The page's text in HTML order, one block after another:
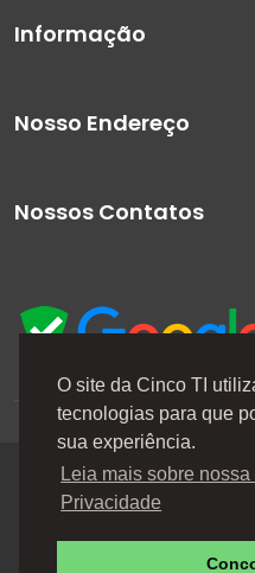
O site da Cinco TI
tecnologias para que
sua experiência.
Leia mais sobre
Privacidade
Informação
A Cinco TI (5TI) é uma
COMERCIO E SERVICOS
Todos os direitos
site ou via e-mails
prévio aviso. A 5TI não é
fotos contidas nessa
produto e podem variar
do fabricante. Este site
Nosso Endereço
Nossos Contatos